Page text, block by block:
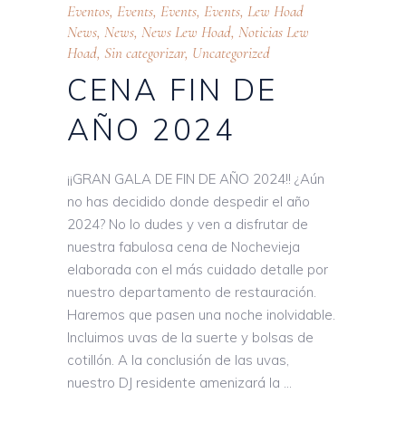
Eventos, Events, Events, Events, Lew Hoad
News, News, News Lew Hoad, Noticias Lew
Hoad, Sin categorizar, Uncategorized
CENA FIN DE
AÑO 2024
¡¡GRAN GALA DE FIN DE AÑO 2024!! ¿Aún
no has decidido donde despedir el año
2024? No lo dudes y ven a disfrutar de
nuestra fabulosa cena de Nochevieja
elaborada con el más cuidado detalle por
nuestro departamento de restauración.
Haremos que pasen una noche inolvidable.
Incluimos uvas de la suerte y bolsas de
cotillón. A la conclusión de las uvas,
nuestro DJ residente amenizará la